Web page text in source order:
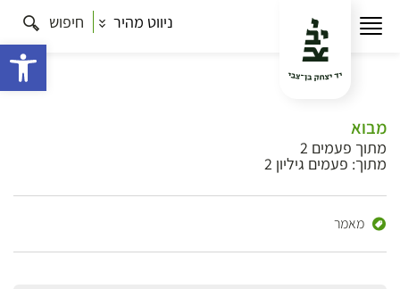
ניווט מהיר חיפוש
מבוא
מתוך פעמים 2
מתוך: פעמים גיליון 2
מאמר